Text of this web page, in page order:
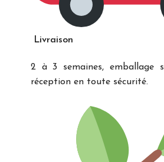
Livraison
2 à 3 semaines, emballage
réception en toute sécurité.